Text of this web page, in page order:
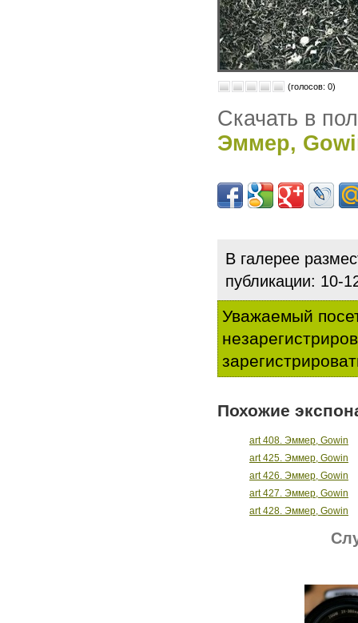
(голосов: 0)
Скачать в
Эммер,
В галерее
публикации:
Уважаемый
Похожие
art 408. Эммер, Gowin
art 425. Эммер, Gowin
art 426. Эммер, Gowin
art 427. Эммер, Gowin
art 428. Эммер, Gowin